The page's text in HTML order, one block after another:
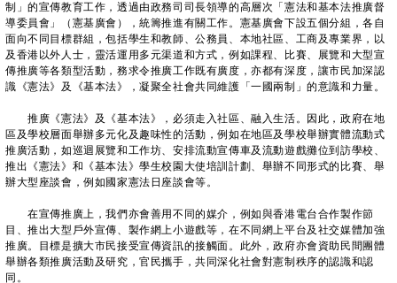
制」的宣傳教育工作，透過由政務司司長領導的高層次「憲法和基本法推廣督
導委員會」（憲基廣會），統籌推進有關工作。憲基廣會下設五個分組，各自
面向不同目標群組，包括學生和教師、公務員、本地社區、工商及專業界，以
及香港以外人士，靈活運用多元渠道和方式，例如課程、比賽、展覽和大型宣
傳推廣等各類型活動，務求令推廣工作既有廣度，亦都有深度，讓市民加深認
識《憲法》及《基本法》，凝聚全社會共同維護「一國兩制」的意識和力量。
推廣《憲法》及《基本法》，必須走入社區、融入生活。因此，政府在地
區及學校層面舉辦多元化及趣味性的活動，例如在地區及學校舉辦實體流動式
推廣活動，如巡迴展覽和工作坊、安排流動宣傳車及流動遊戲攤位到訪學校、
推出《憲法》和《基本法》學生校園大使培訓計劃、舉辦不同形式的比賽、舉
辦大型座談會，例如國家憲法日座談會等。
在宣傳推廣上，我們亦會善用不同的媒介，例如與香港電台合作製作節
目、推出大型戶外宣傳、製作網上小遊戲等，在不同網上平台及社交媒體加強
推廣。目標是擴大市民接受宣傳資訊的接觸面。此外，政府亦會資助民間團體
舉辦各類推廣活動及研究，官民攜手，共同深化社會對憲制秩序的認識和認
同。